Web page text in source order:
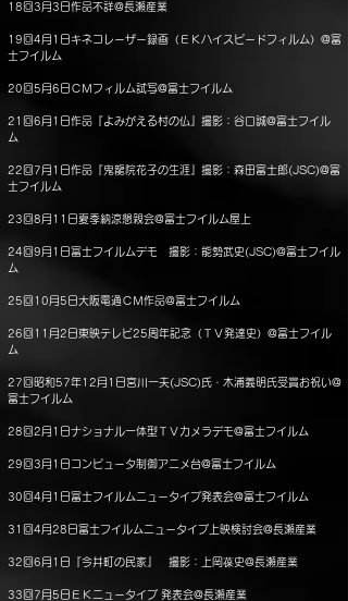
18回3月3日作品不詳@長瀬産業
19回4月1日キネコレーザー録画（ＥＫハイスピードフィルム）@富
士フイルム
20回5月6日ＣＭフィルム試写@富士フイルム
21回6月1日作品『よみがえる村の仏』撮影：谷口誠@富士フイル
ム
22回7月1日作品『鬼龍院花子の生涯』撮影：森田富士郎(JSC)@富
士フイルム
23回8月11日夏季納涼懇親会@富士フイルム屋上
24回9月1日富士フイルムデモ 撮影：能勢武史(JSC)@富士フイル
ム
25回10月5日大阪電通ＣＭ作品@富士フイルム
26回11月2日東映テレビ25周年記念（ＴＶ発達史）@富士フイル
ム
27回昭和57年12月1日宮川一夫(JSC)氏・木浦義明氏受賞お祝い@
富士フイルム
28回2月1日ナショナル一体型ＴＶカメラデモ@富士フイルム
29回3月1日コンピュータ制御アニメ台@富士フイルム
30回4月1日富士フイルムニュータイプ発表会@富士フイルム
31回4月28日富士フイルムニュータイプ上映検討会@長瀬産業
32回6月1日『今井町の民家』 撮影：上岡葆史@長瀬産業
33回7月5日ＥＫニュータイプ 発表会@長瀬産業